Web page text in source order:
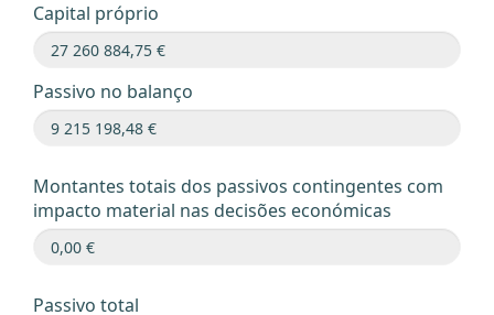
Capital próprio
Passivo no balanço
Montantes totais dos passivos contingentes com
impacto material nas decisões económicas
Passivo total